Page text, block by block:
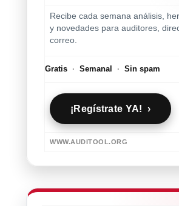
Recibe cada semana análisis,
y novedades para auditores,
correo.
Gratis · Semanal · Sin spam
¡Regístrate YA! ›
WWW.AUDITOOL.ORG